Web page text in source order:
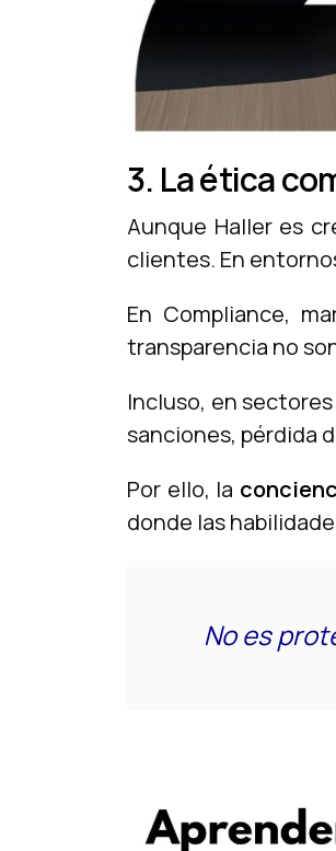
3. La ética
Aunque Haller es
clientes. En
En Compliance,
transparencia no
Incluso, en
sanciones, pérdida
Por ello, la
donde las
No es